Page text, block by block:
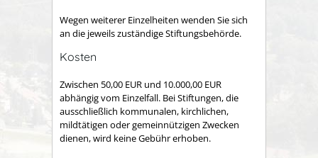
Wegen weiterer Einzelheiten wenden Sie sich
an die jeweils zuständige Stiftungsbehörde.
Kosten
Zwischen 50,00 EUR und 10.000,00 EUR
abhängig vom Einzelfall. Bei Stiftungen, die
ausschließlich kommunalen, kirchlichen,
mildtätigen oder gemeinnützigen Zwecken
dienen, wird keine Gebühr erhoben.